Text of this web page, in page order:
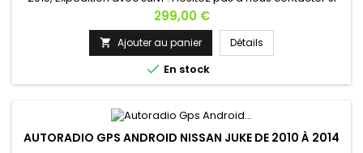
vous avez une question !
Prix
299,00 €
 Ajouter au panier Détails
 En stock
AUTORADIO GPS ANDROID NISSAN JUKE DE 2010 À 2014